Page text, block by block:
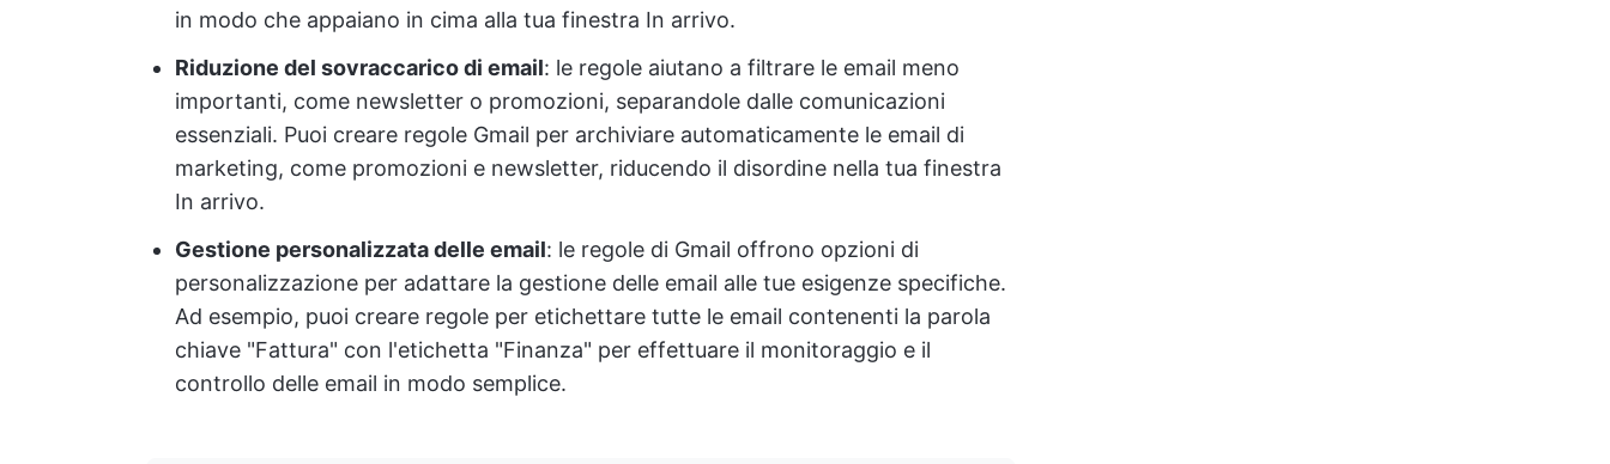
in modo che appaiano in cima alla tua finestra In arrivo.
Riduzione del sovraccarico di email: le regole aiutano a filtrare le email meno
importanti, come newsletter o promozioni, separandole dalle comunicazioni
essenziali. Puoi creare regole Gmail per archiviare automaticamente le email di
marketing, come promozioni e newsletter, riducendo il disordine nella tua finestra
In arrivo.
Gestione personalizzata delle email: le regole di Gmail offrono opzioni di
personalizzazione per adattare la gestione delle email alle tue esigenze specifiche.
Ad esempio, puoi creare regole per etichettare tutte le email contenenti la parola
chiave "Fattura" con l'etichetta "Finanza" per effettuare il monitoraggio e il
controllo delle email in modo semplice.